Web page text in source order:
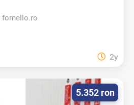
fornello.ro
2y
5.352 ron